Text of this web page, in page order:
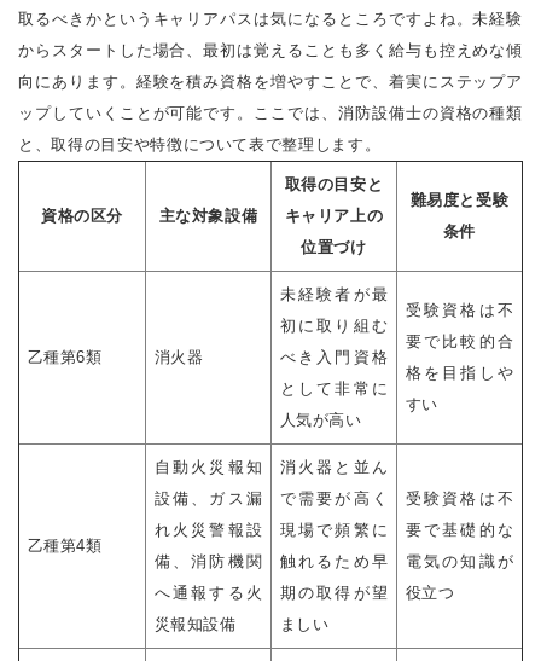
取るべきかというキャリアパスは気になるところですよね。未経験
からスタートした場合、最初は覚えることも多く給与も控えめな傾
向にあります。経験を積み資格を増やすことで、着実にステップア
ップしていくことが可能です。ここでは、消防設備士の資格の種類
と、取得の目安や特徴について表で整理します。
資格の区分 主な対象設備
取得の目安と
キャリア上の
位置づけ
難易度と受験
条件
乙種第6類 消火器
未経験者が最
初に取り組む
べき入門資格
として非常に
人気が高い
受験資格は不
要で比較的合
格を目指しや
すい
乙種第4類
自動火災報知
設備、ガス漏
れ火災警報設
備、消防機関
へ通報する火
災報知設備
消火器と並ん
で需要が高く
現場で頻繁に
触れるため早
期の取得が望
ましい
受験資格は不
要で基礎的な
電気の知識が
役立つ